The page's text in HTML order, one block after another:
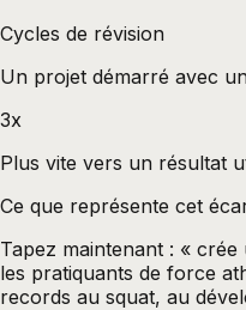
Cycles de révision
Un projet démarré avec
3x
Plus vite vers un résultat
Ce que représente cet
Tapez maintenant : «
les pratiquants de force
records au squat, au